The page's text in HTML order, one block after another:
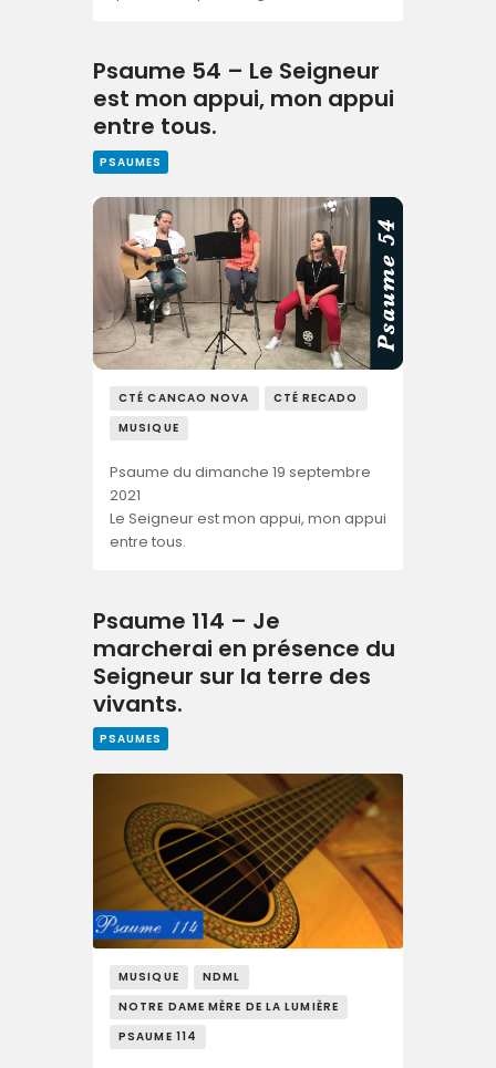
Psaume 54 – Le Seigneur
est mon appui, mon appui
entre tous.
PSAUMES
CTÉ CANCAO NOVA
CTÉ RECADO
MUSIQUE
Psaume du dimanche 19 septembre
2021
Le Seigneur est mon appui, mon appui
entre tous.
Psaume 114 – Je
marcherai en présence du
Seigneur sur la terre des
vivants.
PSAUMES
MUSIQUE
NDML
NOTRE DAME MÈRE DE LA LUMIÈRE
PSAUME 114